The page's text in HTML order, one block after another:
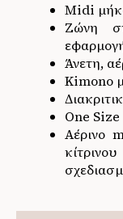
Midi
Ζώνη
Άνετη,
Kimono
One Size
Αέρινο